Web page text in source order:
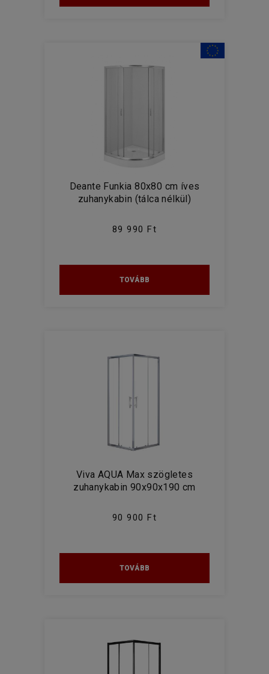
Deante Funkia 80x80 cm íves
zuhanykabin (tálca nélkül)
89 990 Ft
TOVÁBB
Viva AQUA Max szögletes
zuhanykabin 90x90x190 cm
90 900 Ft
TOVÁBB